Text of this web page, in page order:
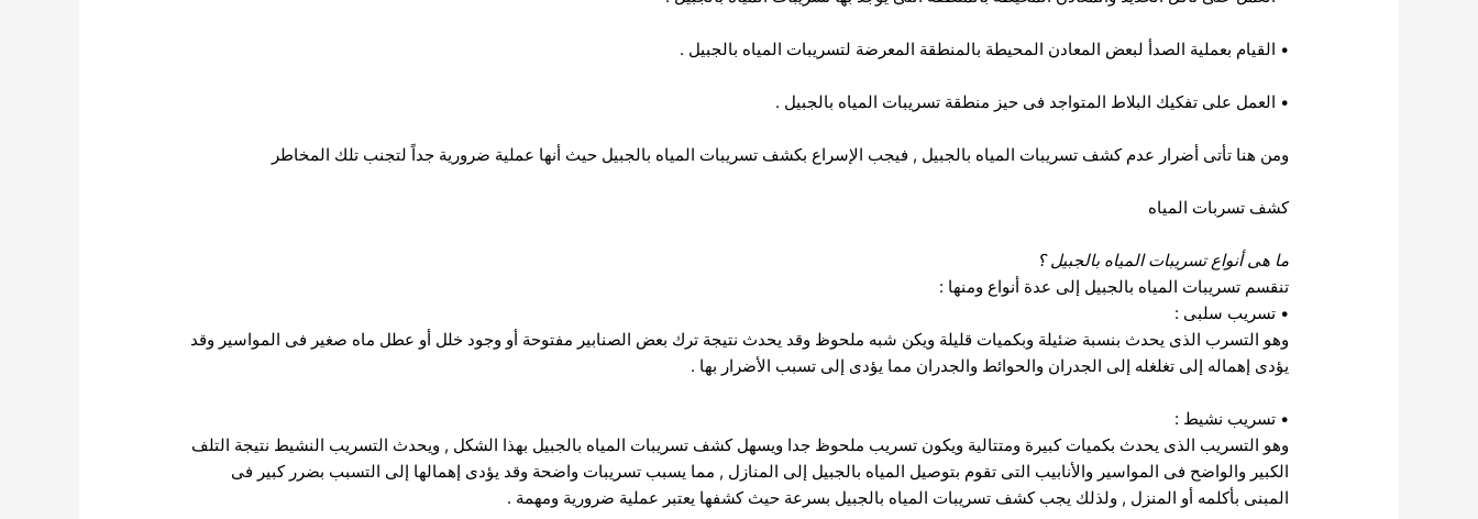
• القيام بعملية الصدأ لبعض المعادن المحيطة بالمنطقة المعرضة لتسريبات المياه بالجبيل .
• العمل على تفكيك البلاط المتواجد فى حيز منطقة تسريبات المياه بالجبيل .
ومن هنا تأتى أضرار عدم كشف تسريبات المياه بالجبيل , فيجب الإسراع بكشف تسريبات المياه بالجبيل حيث أنها عملية ضرورية جداً لتجنب تلك المخاطر
كشف تسربات المياه
ما هى أنواع تسريبات المياه بالجبيل؟
تنقسمتسريبات المياه بالجبيل إلى عدة أنواع ومنها :
• تسريب سلبى :
وهو التسرب الذى يحدث بنسبة ضئيلة وبكميات قليلة ويكن شبه ملحوظ وقد يحدث نتيجة ترك بعض الصنابير مفتوحة أو وجود خلل أو عطل ماه صغير فى المواسير وقد
يؤدى إهماله إلى تغلغله إلى الجدران والحوائط والجدران مما يؤدى إلى تسبب الأضرار بها .
• تسريب نشيط :
وهو التسريب الذى يحدث بكميات كبيرة ومتتالية ويكون تسريب ملحوظ جدا ويسهل كشف تسريبات المياه بالجبيل بهذا الشكل , ويحدث التسريب النشيط نتيجة التلف
الكبير والواضح فى المواسير والأنابيب التى تقوم بتوصيل المياه بالجبيل إلى المنازل , مما يسبب تسريبات واضحة وقد يؤدى إهمالها إلى التسبب بضرر كبير فى
المبنى بأكلمه أو المنزل , ولذلك يجب كشف تسريبات المياه بالجبيل بسرعة حيث كشفها يعتبر عملية ضرورية ومهمة .